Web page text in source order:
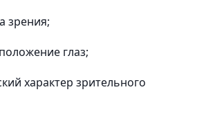
зрения;
глаз;
характер зрительного